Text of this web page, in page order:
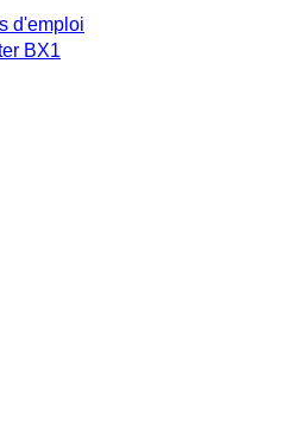
d'emploi
BX1